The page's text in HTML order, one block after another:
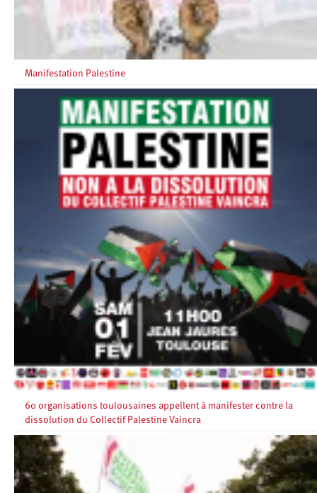
Manifestation Palestine
60 organisations toulousaines appellent à manifester contre la
dissolution du Collectif Palestine Vaincra